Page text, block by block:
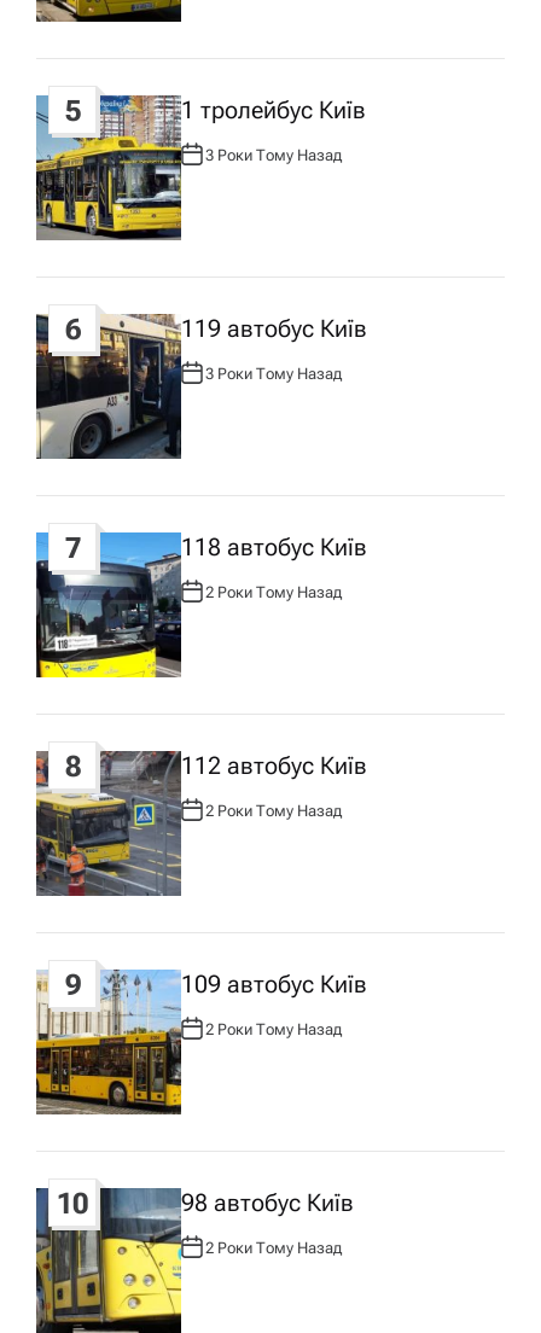
Р
:
5 1 тролейбус Київ
А
В
Т
О
Р
:
3 Роки Тому Назад
6 119 автобус Київ
А
Р
:
3 Роки Тому Назад
7 118 автобус Київ
А
В
Т
Р
:
2 Роки Тому Назад
8 112 автобус Київ
А
В
О
Р
:
2 Роки Тому Назад
9 109 автобус Київ
А
В
Т
О
Р
:
2 Роки Тому Назад
10 98 автобус Київ
А
В
Т
Р
2 Роки Тому Назад